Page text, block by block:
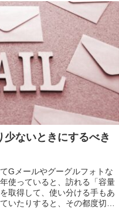
ないときにするべき
Gメールやグーグルフォトな
使っていると、訪れる「容量
取得して、使い分ける手もあ
いたりすると、その都度切り